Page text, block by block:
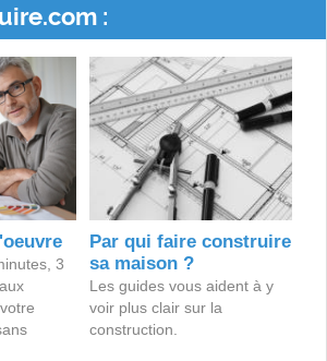
:
3
Par qui faire construire
sa maison ?
Les guides vous aident à y
voir plus clair sur la
construction.